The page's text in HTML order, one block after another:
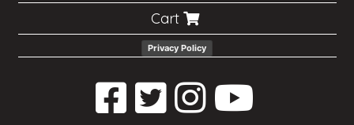
Cart
Privacy Policy